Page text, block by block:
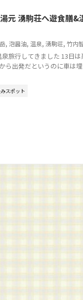
元 湧駒荘へ遊食膳&
, 泡醤油, 温泉, 湧駒荘, 竹内
旅行してきました 13日
ら出発だというのに車は
スポット